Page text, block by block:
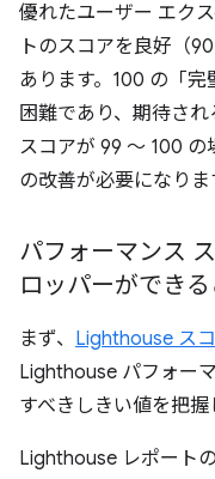
優れたユーザー エク
トのスコアを良好（
あります。100 の「
困難であり、期待され
スコアが 99 ～ 100
の改善が必要になりま
パフォーマンス
ロッパーができる
まず、 Lighthouse ス
Lighthouse パフォー
すべきしきい値を把握
Lighthouse レポート